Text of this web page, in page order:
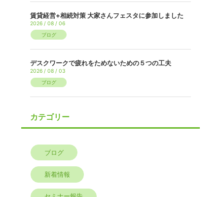
賃貸経営+相続対策 大家さんフェスタに参加しました
2026 / 08 / 06
ブログ
デスクワークで疲れをためないための５つの工夫
2026 / 08 / 03
ブログ
カテゴリー
ブログ
新着情報